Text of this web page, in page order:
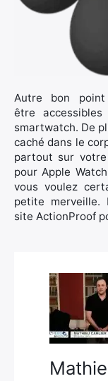
Autre bon
être
smartwatch. De
caché dans le
partout sur
pour Apple
vous voulez
petite merveille.
site ActionProof